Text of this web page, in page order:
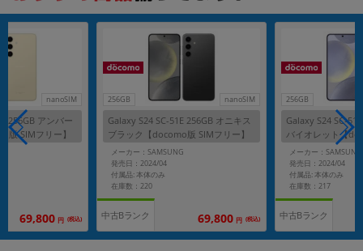
nanoSIM
256GB アンバー
版 SIMフリー】
69,800 円 (税込)
256GB nanoSIM
Galaxy S24 SC-51E 256GB オニキス
ブラック【docomo版 SIMフリー】
メーカー：SAMSUNG
発売日：2024/04
付属品: 本体のみ
在庫数：220
中古Bランク 69,800 円 (税込)
256GB
Galaxy S24 SC-
バイオレット【
ー】
メーカー：SAMSUNG
発売日：2024/04
付属品: 本体のみ
在庫数：217
中古Bランク